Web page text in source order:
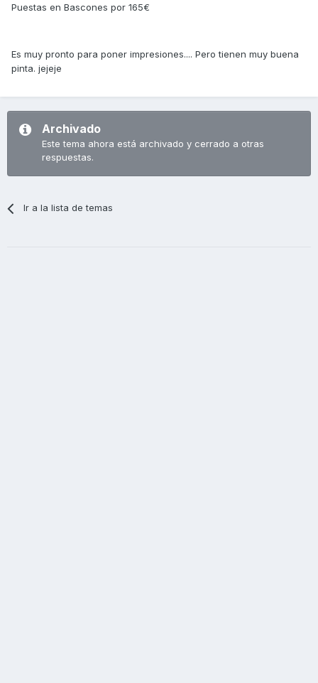
Puestas en Bascones por 165€
Es muy pronto para poner impresiones.... Pero tienen muy buena
pinta. jejeje
Archivado
Este tema ahora está archivado y cerrado a otras
respuestas.
Ir a la lista de temas